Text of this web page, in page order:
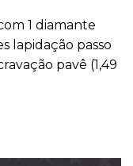
1 diamante
lapidação passo
pavê (1,49